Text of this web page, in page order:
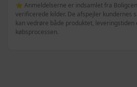
⭐ Anmeldelserne er indsamlet fra
verificerede kilder. De afspejler kundernes
kan vedrøre både produktet,
købsprocessen.